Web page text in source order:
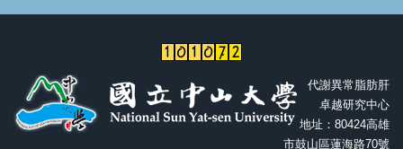
代謝異常脂肪肝
卓越研究中心
地址：80424高雄
市鼓山區蓮海路70號